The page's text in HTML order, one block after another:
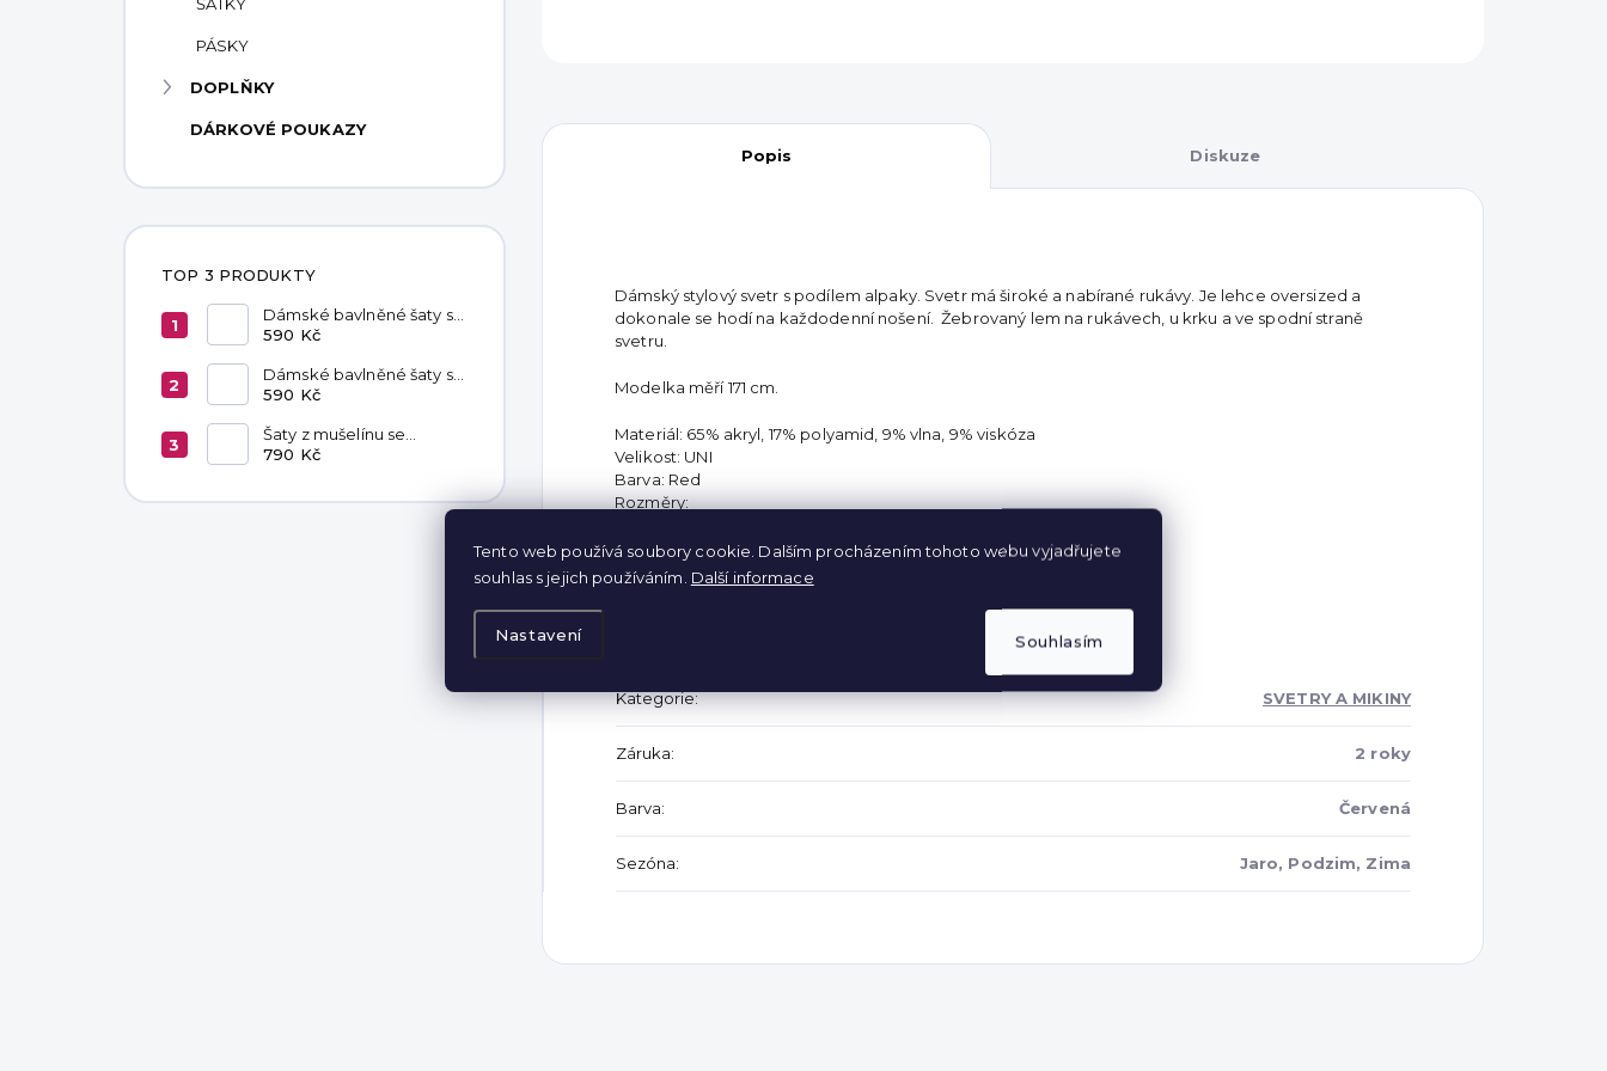
Tento web používá soubory cookie. Dalším procházením tohoto webu vyjadřujete
souhlas s jejich používáním. Další informace
Nastavení Souhlasím
PÁSKY
DOPLŇKY
DÁRKOVÉ POUKAZY
TOP 3 PRODUKTY
Dámské bavlněné šaty s
kapsami Red
590 Kč
Dámské bavlněné šaty s
kapsami Chocolate
590 Kč
Šaty z mušelínu se
zavazováním v pase
790 Kč
Popis Diskuze
Dámský stylový svetr s podílem alpaky. Svetr má široké a nabírané rukávy. Je lehce oversized a
dokonale se hodí na každodenní nošení. Žebrovaný lem na rukávech, u krku a ve spodní straně
svetru.
Modelka měří 171 cm.
Materiál: 65% akryl, 17% polyamid, 9% vlna, 9% viskóza
Velikost: UNI
Barva: Red
Rozměry:
Délka rukávu - 74 cm
Šířka poprsí - 2x60 cm
Kategorie: SVETRY A MIKINY
Záruka: 2 roky
Barva: Červená
Sezóna: Jaro, Podzim, Zima